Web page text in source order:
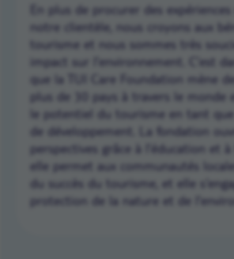
En plus de procurer des
notre clientèle, nous croyons aux
tourisme et nous sommes très
impact sur l’environnement. C’est
que la TUI Care Foundation mène
plus de 30 pays à travers le monde
le potentiel du tourisme en tant
de développement. La fondation
perspectives grâce à l’éducation et
elle permet aux communautés
du succès du tourisme, et elle
protection de la nature et de